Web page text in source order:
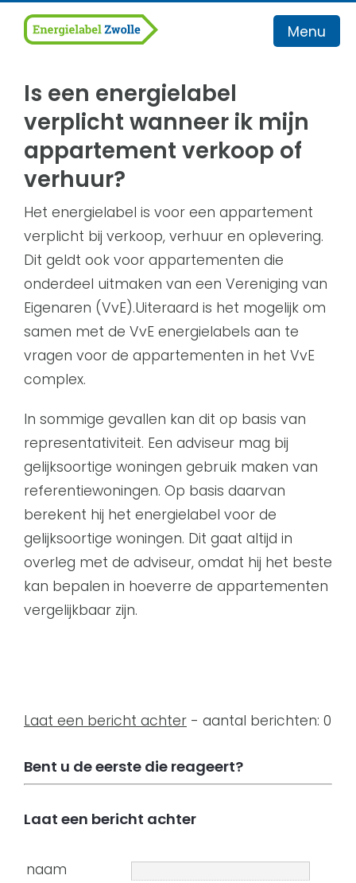
Home
Werkgebied
Energielabel
Advies
Veelgestelde vragen
Contact
Bel nu
E-mail
Menu
Is een energielabel
verplicht wanneer ik mijn
appartement verkoop of
verhuur?
Het energielabel is voor een appartement
verplicht bij verkoop, verhuur en oplevering.
Dit geldt ook voor appartementen die
onderdeel uitmaken van een Vereniging van
Eigenaren (VvE).Uiteraard is het mogelijk om
samen met de VvE energielabels aan te
vragen voor de appartementen in het VvE
complex.
In sommige gevallen kan dit op basis van
representativiteit. Een adviseur mag bij
gelijksoortige woningen gebruik maken van
referentiewoningen. Op basis daarvan
berekent hij het energielabel voor de
gelijksoortige woningen. Dit gaat altijd in
overleg met de adviseur, omdat hij het beste
kan bepalen in hoeverre de appartementen
vergelijkbaar zijn.
Laat een bericht achter - aantal berichten: 0
Bent u de eerste die reageert?
Laat een bericht achter
naam